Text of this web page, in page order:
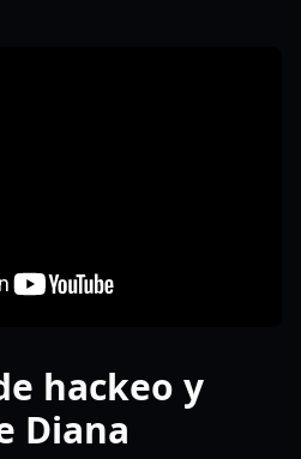
hackeo y
Diana